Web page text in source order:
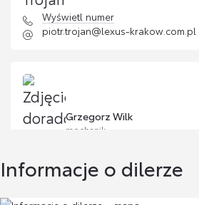
Dywaniki gumowe
Cena brutto
Siatka bagażnika pozioma
Wyświetl numer
piotr.trojan@lexus-krakow.com.pl
Grzegorz Wilk
mechanik
Wyświetl numer
Informacje o dilerze